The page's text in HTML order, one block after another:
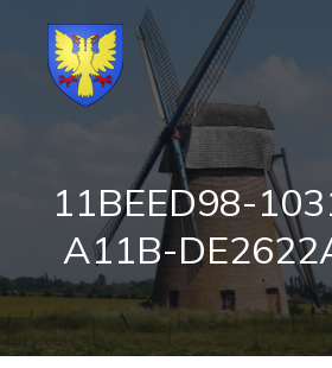
11BEED98-
A11B-